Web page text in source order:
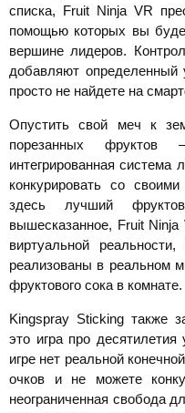
списка, Fruit Ninja VR
помощью которых вы
вершине лидеров.
добавляют определенный
просто не найдете на
Опустить свой меч к
порезанных фруктов
интегрированная система
конкурировать со
здесь лучший
вышесказанное, Fruit
виртуальной
реализованы в реальном
фруктового сока в комнате.
Kingspray Sticking также
это игра про
игре нет реальной
очков и не можете
неограниченная свобода